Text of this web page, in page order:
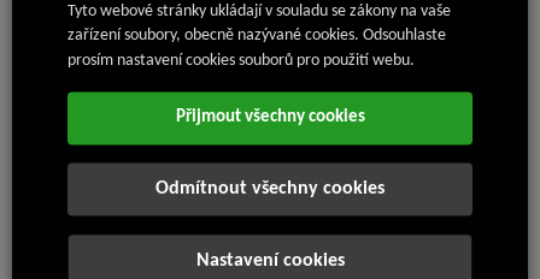
3200 ks svíček, které vydrží hořet i 6 hodin a dá se na nich
ohřívat i jídlo. ( Poskytli jsme místním skautům prostor a
materiál pro výrobu )
V 2. várce:
60 ks nemocničních elektrických postelí přímo do nemocnice.
Těmito dvěma kamiony jsme věnovali pomoc v hodnotě
.
Tyto webové stránky ukládají v souladu se zákony na vaše
zařízení soubory, obecně nazývané cookies. Odsouhlaste
prosím nastavení cookies souborů pro použití webu.
Přijmout všechny cookies
Odmítnout všechny cookies
Nastavení cookies